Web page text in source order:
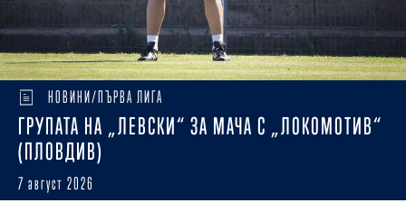
НОВИНИ/ПЪРВА ЛИГА
ГРУПАТА НА „ЛЕВСКИ“ ЗА МАЧА С „ЛОКОМОТИВ“
(ПЛОВДИВ)
7 август 2026